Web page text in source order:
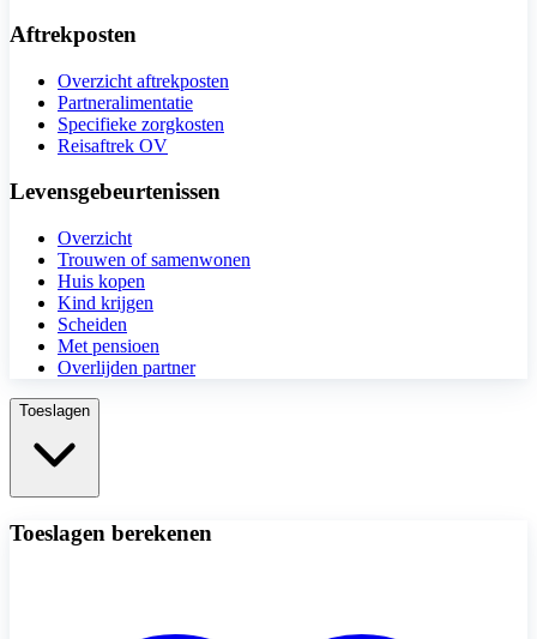
Aftrekposten
Overzicht aftrekposten
Partneralimentatie
Specifieke zorgkosten
Reisaftrek OV
Levensgebeurtenissen
Overzicht
Trouwen of samenwonen
Huis kopen
Kind krijgen
Scheiden
Met pensioen
Overlijden partner
Toeslagen
Toeslagen berekenen